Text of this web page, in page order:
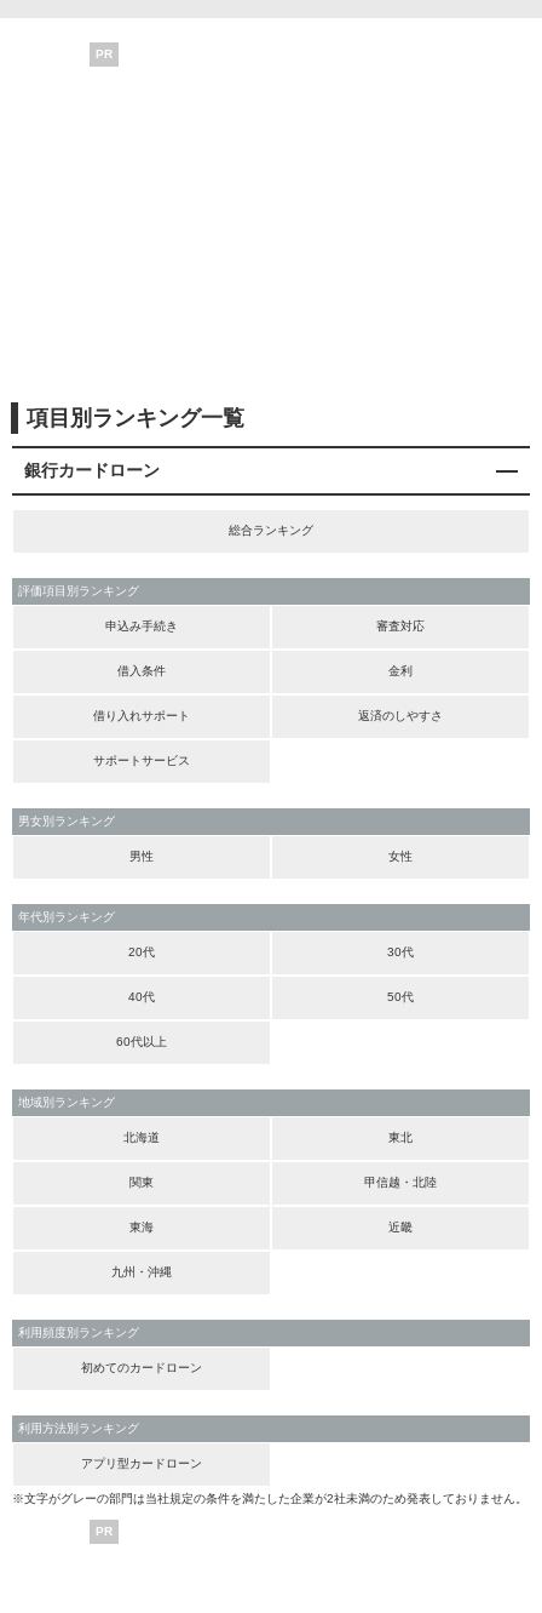
PR
項目別ランキング一覧
銀行カードローン
総合ランキング
評価項目別ランキング
申込み手続き 審査対応
借入条件 金利
借り入れサポート 返済のしやすさ
サポートサービス
男女別ランキング
男性 女性
年代別ランキング
20代 30代
40代 50代
60代以上
地域別ランキング
北海道 東北
関東 甲信越・北陸
東海 近畿
九州・沖縄
利用頻度別ランキング
初めてのカードローン
利用方法別ランキング
アプリ型カードローン
※文字がグレーの部門は当社規定の条件を満たした企業が2社未満のため発表しておりません。
PR